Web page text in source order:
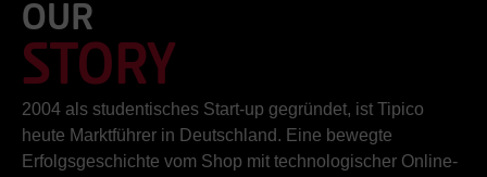
OUR
STORY
2004 als studentisches Start-up gegründet, ist Tipico
heute Marktführer in Deutschland. Eine bewegte
Erfolgsgeschichte vom Shop mit technologischer Online-